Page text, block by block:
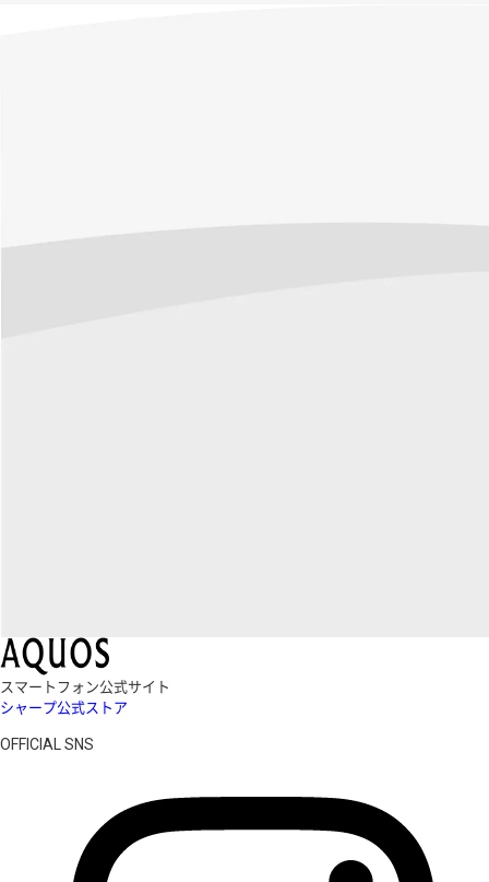
スマートフォン公式サイト
シャープ公式ストア
OFFICIAL SNS